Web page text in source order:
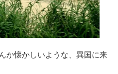
か懐かしいような、異国に来